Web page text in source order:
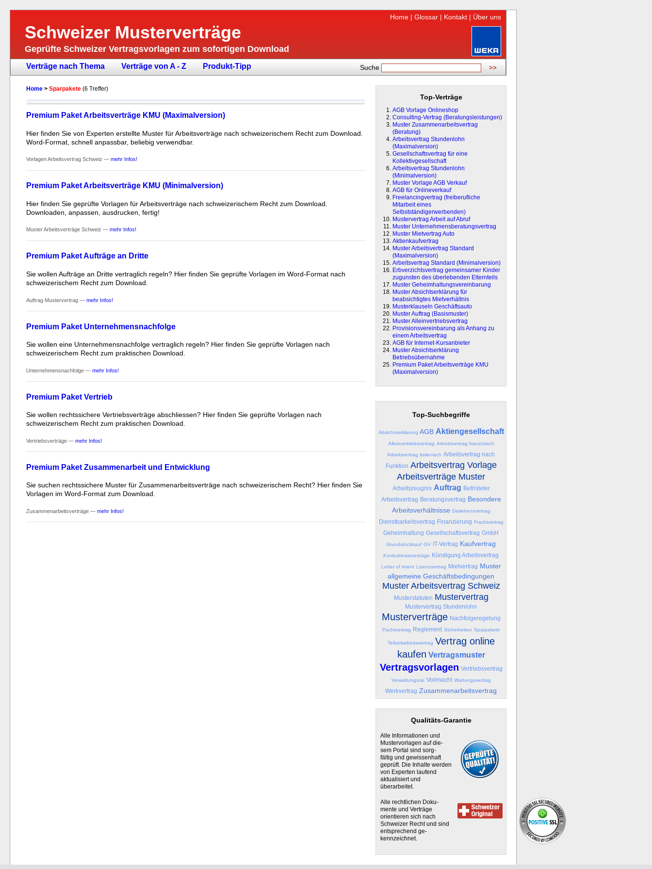
Home | Glossar | Kontakt | Über uns
Schweizer Musterverträge
Geprüfte Schweizer Vertragsvorlagen zum sofortigen Download
Verträge nach Thema Verträge von A - Z Produkt-Tipp Suche
Home > Sparpakete (6 Treffer)
Premium Paket Arbeitsverträge KMU (Maximalversion)
Hier finden Sie von Experten erstellte Muster für Arbeitsverträge nach schweizerischem Recht zum Download.
Word-Format, schnell anpassbar, beliebig verwendbar.
Vorlagen Arbeitsvertrag Schweiz — mehr Infos!
Premium Paket Arbeitsverträge KMU (Minimalversion)
Hier finden Sie geprüfte Vorlagen für Arbeitsverträge nach schweizerischem Recht zum Download.
Downloaden, anpassen, ausdrucken, fertig!
Muster Arbeitsverträge Schweiz — mehr Infos!
Premium Paket Aufträge an Dritte
Sie wollen Aufträge an Dritte vertraglich regeln? Hier finden Sie geprüfte Vorlagen im Word-Format nach
schweizerischem Recht zum Download.
Auftrag Mustervertrag — mehr Infos!
Premium Paket Unternehmensnachfolge
Sie wollen eine Unternehmensnachfolge vertraglich regeln? Hier finden Sie geprüfte Vorlagen nach
schweizerischem Recht zum praktischen Download.
Unternehmensnachfolge — mehr Infos!
Premium Paket Vertrieb
Sie wollen rechtssichere Vertriebsverträge abschliessen? Hier finden Sie geprüfte Vorlagen nach
schweizerischem Recht zum praktischen Download.
Vertriebsverträge — mehr Infos!
Premium Paket Zusammenarbeit und Entwicklung
Sie suchen rechtssichere Muster für Zusammenarbeitsverträge nach schweizerischem Recht? Hier finden Sie
Vorlagen im Word-Format zum Download.
Zusammenarbeitsverträge — mehr Infos!
Top-Verträge
AGB Vorlage Onlineshop
Consulting-Vertrag (Beratungsleistungen)
Muster Zusammenarbeitsvertrag
(Beratung)
Arbeitsvertrag Stundenlohn
(Maximalversion)
Gesellschaftsvertrag für eine
Kollektivgesellschaft
Arbeitsvertrag Stundenlohn
(Minimalversion)
Muster Vorlage AGB Verkauf
AGB für Onlineverkauf
Freelancingvertrag (freiberufliche
Mitarbeit eines
Selbstständigerwerbenden)
Mustervertrag Arbeit auf Abruf
Muster Unternehmensberatungsvertrag
Muster Mietvertrag Auto
Aktienkaufvertrag
Muster Arbeitsvertrag Standard
(Maximalversion)
Arbeitsvertrag Standard (Minimalversion)
Erbverzichtsvertrag gemeinsamer Kinder
zugunsten des überlebenden Elternteils
Muster Geheimhaltungsvereinbarung
Muster Absichtserklärung für
beabsichtigtes Mietverhältnis
Musterklauseln Geschäftsauto
Muster Auftrag (Basismuster)
Muster Alleinvertriebsvertrag
Provisionsvereinbarung als Anhang zu
einem Arbeitsvertrag
AGB für Internet-Kursanbieter
Muster Absichtserklärung
Betriebsübernahme
Premium Paket Arbeitsverträge KMU
(Maximalversion)
Top-Suchbegriffe
Absichtserklärung AGB Aktiengesellschaft
Alleinvertriebsvertrag Arbeitsvertrag französisch
Arbeitsvertrag italienisch Arbeitsvertrag nach
Funktion Arbeitsvertrag Vorlage
Arbeitsverträge Muster
Arbeitszeugnis Auftrag Befristeter
Arbeitsvertrag Beratungsvertrag Besondere
Arbeitsverhältnisse Darlehensvertrag
Dienstbarkeitsvertrag Finanzierung Frachtvertrag
Geheimhaltung Gesellschaftsvertrag GmbH
Grundstückkauf GV IT-Vertrag Kaufvertrag
Konkubinatsverträge Kündigung Arbeitsvertrag
Letter of intent Lizenzvertrag Mietvertrag Muster
allgemeine Geschäftsbedingungen
Muster Arbeitsvertrag Schweiz
Musterstatuten Mustervertrag
Mustervertrag Stundenlohn
Musterverträge Nachfolgeregelung
Pachtvertrag Reglement Sicherheiten Sparpakete
Teilzeitarbeitsvertrag Vertrag online
kaufen Vertragsmuster
Vertragsvorlagen Vertriebsvertrag
Verwaltungsrat Vollmacht Wartungsvertrag
Werkvertrag Zusammenarbeitsvertrag
Qualitäts-Garantie
Alle Informationen und
Mustervorlagen auf die-
sem Portal sind sorg-
fältig und gewissenhaft
geprüft. Die Inhalte werden
von Experten laufend
aktualisiert und
überarbeitet.
Alle rechtlichen Doku-
mente und Verträge
orientieren sich nach
Schweizer Recht und sind
entsprechend ge-
kennzeichnet.